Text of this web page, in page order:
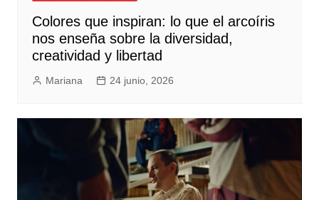
Colores que inspiran: lo que el arcoíris
nos enseña sobre la diversidad,
creatividad y libertad
Mariana 24 junio, 2026